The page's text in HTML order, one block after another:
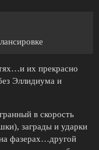
их прекрасно
Эллидиума и
в скорость
заграды и ударки
фазерах…другой